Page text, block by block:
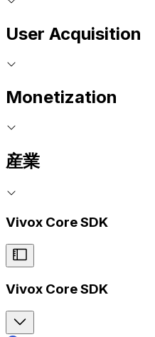
User Acquisition
Monetization
産業
Vivox Core SDK
Vivox Core SDK